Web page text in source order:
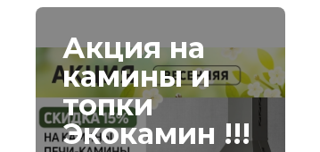
Акция на
камины и
топки
Экокамин !!!